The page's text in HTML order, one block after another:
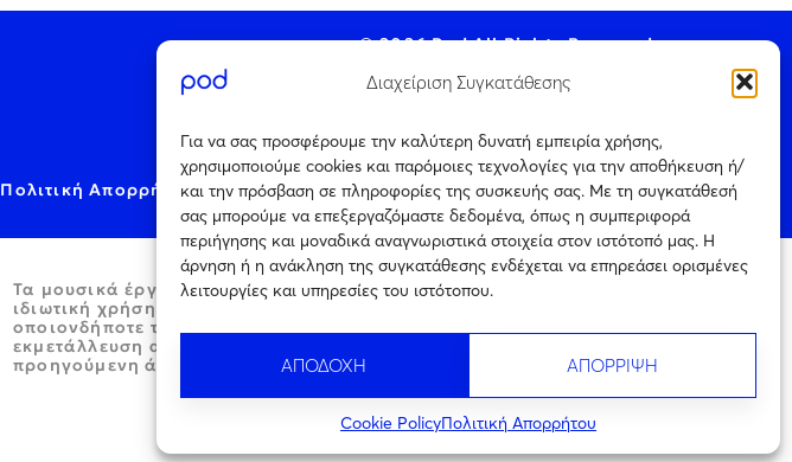
Διαχείριση Συγκατάθεσης
Για να σας προσφέρουμε την καλύτερη δυνατή εμπειρία χρήσης,
χρησιμοποιούμε cookies και παρόμοιες τεχνολογίες για την αποθήκευση ή/
και την πρόσβαση σε πληροφορίες της συσκευής σας. Με τη συγκατάθεσή
σας μπορούμε να επεξεργαζόμαστε δεδομένα, όπως η συμπεριφορά
περιήγησης και μοναδικά αναγνωριστικά στοιχεία στον ιστότοπό μας. Η
άρνηση ή η ανάκληση της συγκατάθεσης ενδέχεται να επηρεάσει ορισμένες
λειτουργίες και υπηρεσίες του ιστότοπου.
ΑΠΟΔΟΧΗ ΑΠΟΡΡΙΨΗ
Cookie PolicyΠολιτική Απορρήτου
© 2026 Pod All Rights Reserved.
Πολιτική Απορρήτου Cookie Policy
Τα μουσικά έργα παρέχονται μόνο για
ιδιωτική χρήση και απαγορεύεται η με
οποιονδήποτε τρόπο περαιτέρω
εκμετάλλευση αυτών χωρίς την
προηγούμενη άδεια.
ηλεκτρονικού τύπου
Αριθμός
Πιστοποίησης
242754